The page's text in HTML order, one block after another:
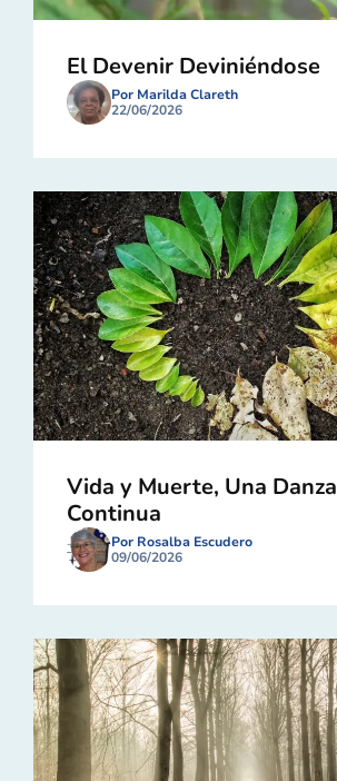
El Devenir Deviniéndose
Por Marilda Clareth
22/06/2026
Vida y Muerte, Una Danza
Continua
Por Rosalba Escudero
09/06/2026